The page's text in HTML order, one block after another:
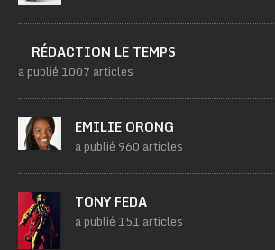
RÉDACTION LE TEMPS
a publié 1007 articles
EMILIE ORONG
a publié 960 articles
TONY FEDA
a publié 151 articles